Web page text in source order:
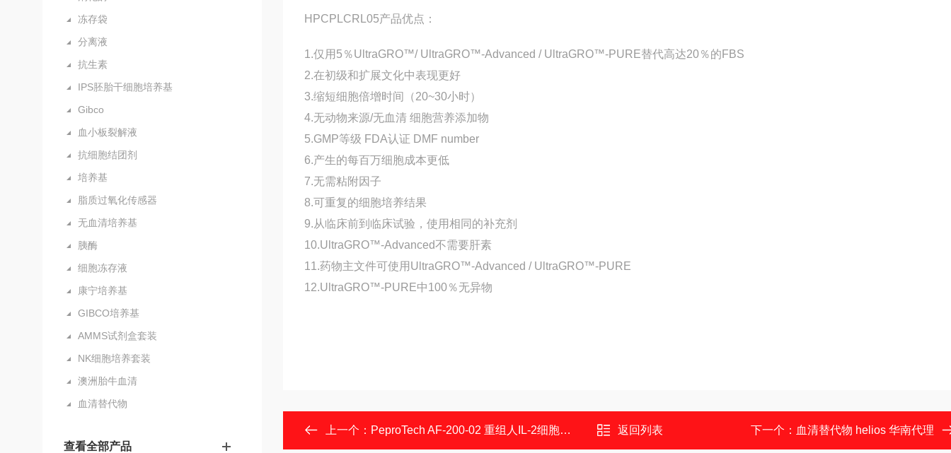
冻存袋
分离液
抗生素
IPS胚胎干细胞培养基
Gibco
血小板裂解液
抗细胞结团剂
培养基
脂质过氧化传感器
无血清培养基
胰酶
细胞冻存液
康宁培养基
GIBCO培养基
AMMS试剂盒套装
NK细胞培养套装
澳洲胎牛血清
血清替代物
查看全部产品
HPCPLCRL05产品优点：
1.仅用5％UltraGRO™/ UltraGRO™-Advanced / UltraGRO™-PURE替代高达20％的FBS
2.在初级和扩展文化中表现更好
3.缩短细胞倍增时间（20~30小时）
4.无动物来源/无血清 细胞营养添加物
5.GMP等级 FDA认证 DMF number
6.产生的每百万细胞成本更低
7.无需粘附因子
8.可重复的细胞培养结果
9.从临床前到临床试验，使用相同的补充剂
10.UltraGRO™-Advanced不需要肝素
11.药物主文件可使用UltraGRO™-Advanced / UltraGRO™-PURE
12.UltraGRO™-PURE中100％无异物
上一个： PeproTech AF-200-02 重组人IL-2细胞因子 返回列表 下一个： 血清替代物 helios 华南代理